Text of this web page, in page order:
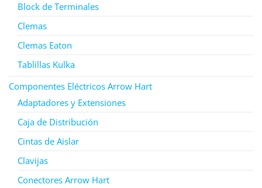
Block de Terminales
Clemas
Clemas Eaton
Tablillas Kulka
Componentes Eléctricos Arrow Hart
Adaptadores y Extensiones
Caja de Distribución
Cintas de Aislar
Clavijas
Conectores Arrow Hart